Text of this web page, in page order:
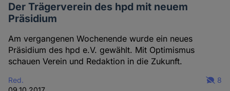
Der Trägerverein des hpd mit neuem
Präsidium
Am vergangenen Wochenende wurde ein neues
Präsidium des hpd e.V. gewählt. Mit Optimismus
schauen Verein und Redaktion in die Zukunft.
Red.
8